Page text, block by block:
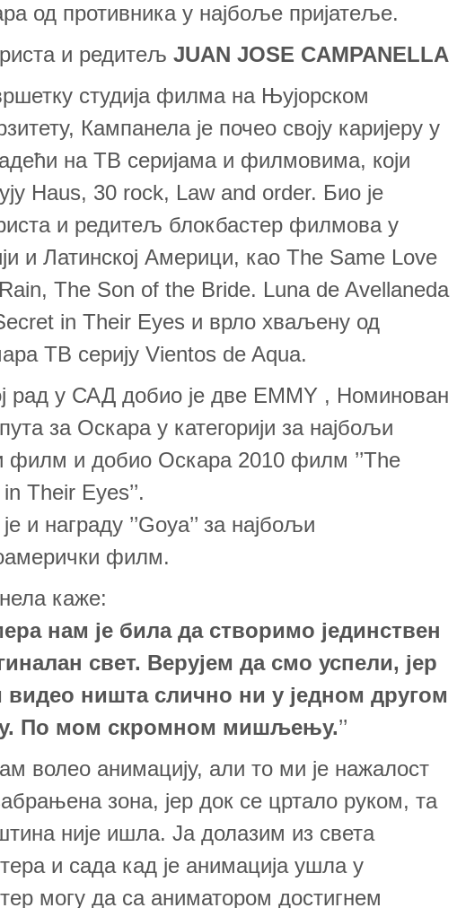
од противника у најбоље пријатеље.
и редитељ JUAN JOSE CAMPANELLA
студија филма на Њујорском
Кампанела је почео своју каријеру у
на ТВ серијама и филмовима, који
Haus, 30 rock, Law and order. Био је
и редитељ блокбастер филмова у
и Латинској Америци, као The Same Love
The Son of the Bride. Luna de Avellaneda
in Their Eyes и врло хваљену од
ТВ серију Vientos de Aqua.
рад у САД добио је две EMMY , Номинован
за Оскара у категорији за најбољи
филм и добио Оскара 2010 филм ’’The
Their Eyes’’.
и награду ’’Goya’’ за најбољи
филм.
каже:
нам је била да створимо јединствен
свет. Верујем да смо успели, јер
видео ништа слично ни у једном другом
По мом скромном мишљењу.’’
волео анимацију, али то ми је нажалост
зона, јер док се цртало руком, та
није ишла. Ја долазим из света
и сада кад је анимација ушла у
могу да са аниматором достигнем